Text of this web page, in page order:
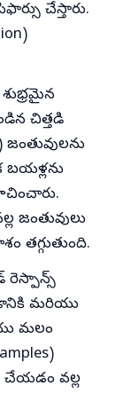
చేస్తారు.
చిత్తడి
జంతువులను
జంతువులు
తగ్గుతుంది.
రెస్పాన్స్
మరియు
మలం
చేయడం వల్ల